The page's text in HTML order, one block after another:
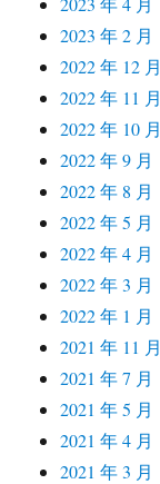
2023 年 2 月
2022 年 12 月
2022 年 11 月
2022 年 10 月
2022 年 9 月
2022 年 8 月
2022 年 5 月
2022 年 4 月
2022 年 3 月
2022 年 1 月
2021 年 11 月
2021 年 7 月
2021 年 5 月
2021 年 4 月
2021 年 3 月